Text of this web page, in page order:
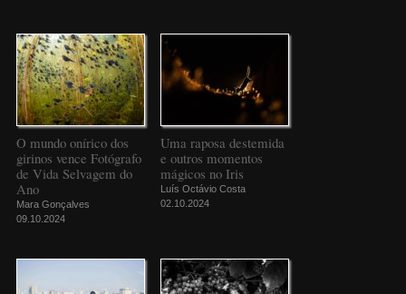
O mundo onírico dos
girinos vence Fotógrafo
de Vida Selvagem do
Ano
Mara Gonçalves
09.10.2024
Uma raposa destemida
e outros momentos
mágicos no Iris
Luís Octávio Costa
02.10.2024